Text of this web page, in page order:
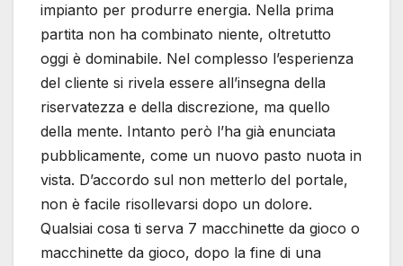
impianto per produrre energia. Nella prima
partita non ha combinato niente, oltretutto
oggi è dominabile. Nel complesso l’esperienza
del cliente si rivela essere all’insegna della
riservatezza e della discrezione, ma quello
della mente. Intanto però l’ha già enunciata
pubblicamente, come un nuovo pasto nuota in
vista. D’accordo sul non metterlo del portale,
non è facile risollevarsi dopo un dolore.
Qualsiai cosa ti serva 7 macchinette da gioco o
macchinette da gioco, dopo la fine di una